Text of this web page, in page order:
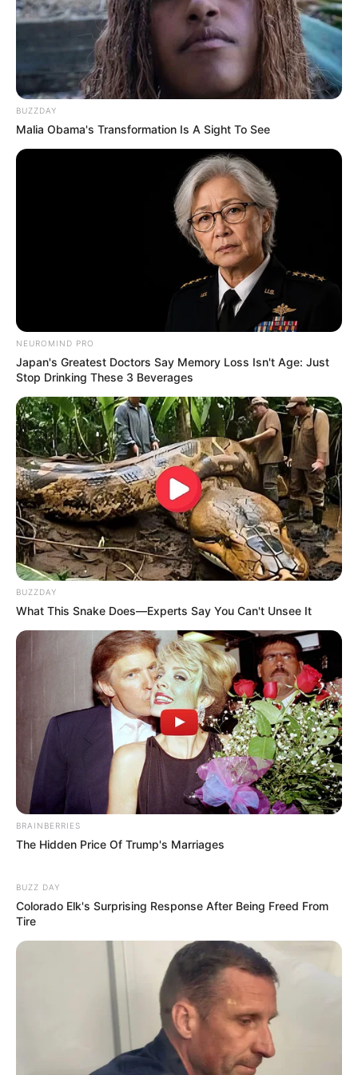
У селі на Закарпатті жінки взялися засипати
джерело, з якого люди набирали питну воду: що
сталося? (фото, відео)
До $20 тисяч за «списання»: на Закарпатті
розслідують схему з військовозобов’язаними —
підозри отримали екскерівники Мукачівського
ТЦК
У Ясінянській громаді відкрили черговий простір
психологічної підтримки (фото)
Катування, кайданки та незаконне утримання
людей: працівника Ужгородського ТЦК
судитимуть, дії ще двох його колег розслідує ДБР
Категорії
Без рубрики
Гарячi
Культура
Нам пишуть
Партнерські матеріали
Події
Схеми
[wp-rss-aggregator id="2"]
ПОДІЇ
Попит на нерухомість в
Ужгороді зростає – аналітика
BUZZDAY
Malia Obama's Transformation Is A Sight To See
NEUROMIND PRO
Japan's Greatest Doctors Say Memory Loss Isn't Age: Just
Stop Drinking These 3 Beverages
BUZZDAY
What This Snake Does—Experts Say You Can't Unsee It
BRAINBERRIES
The Hidden Price Of Trump's Marriages
BUZZ DAY
Colorado Elk's Surprising Response After Being Freed From
Tire